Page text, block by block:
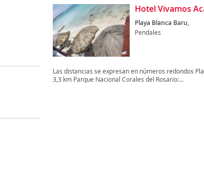
Hotel Vivamos
Playa Blanca Baru,
Pendales
Las distancias se expresan en números redondos
3,3 km Parque Nacional Corales del Rosario:...